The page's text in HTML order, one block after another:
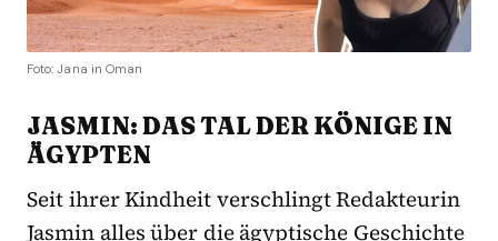
Foto: Jana in Oman
JASMIN: DAS TAL DER KÖNIGE IN
ÄGYPTEN
Seit ihrer Kindheit verschlingt Redakteurin
Jasmin alles über die ägyptische Geschichte